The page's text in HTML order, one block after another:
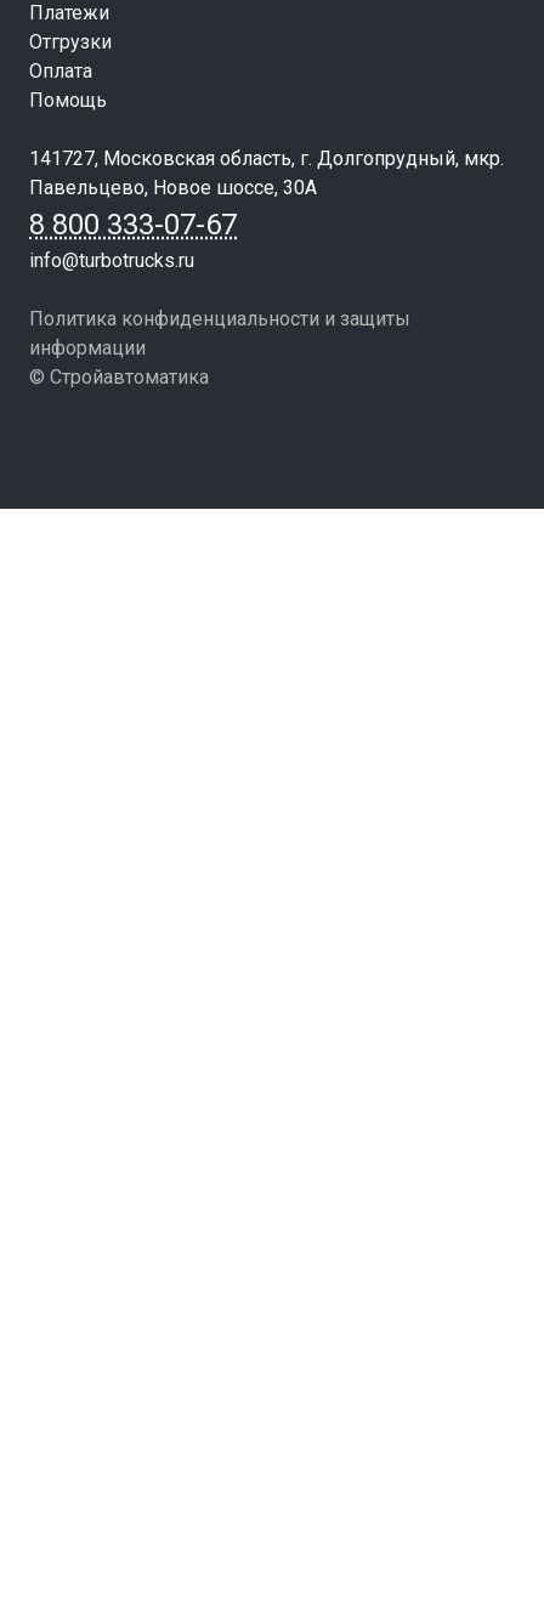
Платежи
Отгрузки
Оплата
Помощь
141727, Московская область, г. Долгопрудный, мкр.
Павельцево, Новое шоссе, 30А
8 800 333-07-67
info@turbotrucks.ru
Политика конфиденциальности и защиты
информации
© Стройавтоматика